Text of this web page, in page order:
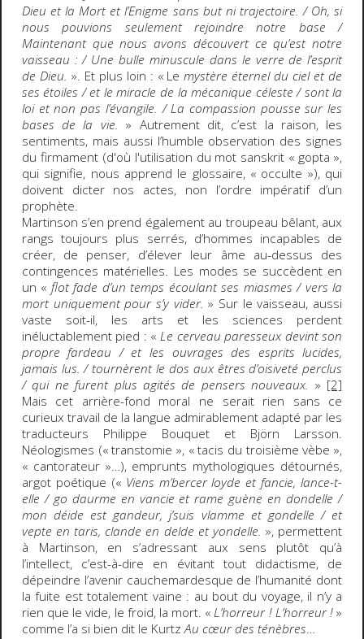
Dieu et la Mort et l’Enigme sans but ni trajectoire. / Oh, si
nous pouvions seulement rejoindre notre base /
Maintenant que nous avons découvert ce qu’est notre
vaisseau : / Une bulle minuscule dans le verre de l’esprit
de Dieu. ». Et plus loin : « Lemystère éternel du ciel et de
ses étoiles / et le miracle de la mécanique céleste / sont la
loi et non pas l’évangile. / La compassion pousse sur les
bases de la vie. » Autrement dit, c’est la raison, les
sentiments, mais aussi l’humble observation des signes
du firmament (d'où l'utilisation du mot sanskrit « gopta »,
qui signifie, nous apprend le glossaire, « occulte »), qui
doivent dicter nos actes, non l’ordre impératif d’un
prophète.
Martinson s’en prend également au troupeau bêlant, aux
rangs toujours plus serrés, d’hommes incapables de
créer, de penser, d’élever leur âme au-dessus des
contingences matérielles. Les modes se succèdent en
un « flot fade d’un temps écoulant ses miasmes / vers la
mort uniquement pour s’y vider. » Sur le vaisseau, aussi
vaste soit-il, les arts et les sciences perdent
inéluctablement pied : « Le cerveau paresseux devint son
propre fardeau / et les ouvrages des esprits lucides,
jamais lus. / tournèrent le dos aux êtres d’oisiveté perclus
/ qui ne furent plus agités de pensers nouveaux. » [2]
Mais cet arrière-fond moral ne serait rien sans ce
curieux travail de la langue admirablement adapté par les
traducteurs Philippe Bouquet et Björn Larsson.
Néologismes (« transtomie », « tacis du troisième vèbe »,
« cantorateur »…), emprunts mythologiques détournés,
argot poétique (« Viens m’bercer loyde et fancie, lance-t-
elle / go daurme en vancie et rame guène en dondelle /
mon déide est gandeur, j’suis vlamme et gondelle / et
vepte en taris, clande en delde et yondelle. », permettent
à Martinson, en s’adressant aux sens plutôt qu’à
l’intellect, c’est-à-dire en évitant tout didactisme, de
dépeindre l’avenir cauchemardesque de l’humanité dont
la fuite est totalement vaine : au bout du voyage, il n’y a
rien que le vide, le froid, la mort. «L’horreur ! L’horreur !»
comme l’a si bien dit le KurtzAu cœur des ténèbres…